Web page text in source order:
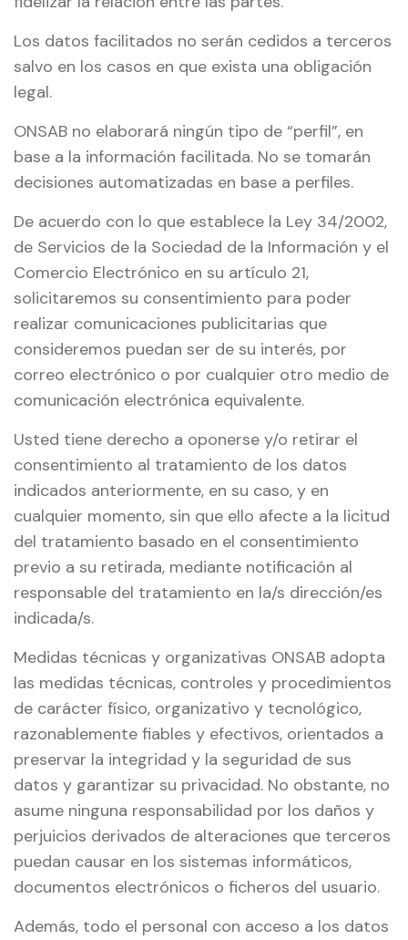
Los datos facilitados no serán cedidos a terceros
salvo en los casos en que exista una obligación
legal.
ONSAB no elaborará ningún tipo de “perfil”, en
base a la información facilitada. No se tomarán
decisiones automatizadas en base a perfiles.
De acuerdo con lo que establece la Ley 34/2002,
de Servicios de la Sociedad de la Información y el
Comercio Electrónico en su artículo 21,
solicitaremos su consentimiento para poder
realizar comunicaciones publicitarias que
consideremos puedan ser de su interés, por
correo electrónico o por cualquier otro medio de
comunicación electrónica equivalente.
Usted tiene derecho a oponerse y/o retirar el
consentimiento al tratamiento de los datos
indicados anteriormente, en su caso, y en
cualquier momento, sin que ello afecte a la licitud
del tratamiento basado en el consentimiento
previo a su retirada, mediante notificación al
responsable del tratamiento en la/s dirección/es
indicada/s.
Medidas técnicas y organizativas ONSAB adopta
las medidas técnicas, controles y procedimientos
de carácter físico, organizativo y tecnológico,
razonablemente fiables y efectivos, orientados a
preservar la integridad y la seguridad de sus
datos y garantizar su privacidad. No obstante, no
asume ninguna responsabilidad por los daños y
perjuicios derivados de alteraciones que terceros
puedan causar en los sistemas informáticos,
documentos electrónicos o ficheros del usuario.
Además, todo el personal con acceso a los datos